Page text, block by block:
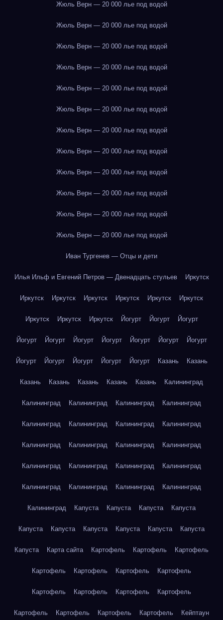
Жюль Верн — 20 000 лье под водой
Жюль Верн — 20 000 лье под водой
Жюль Верн — 20 000 лье под водой
Жюль Верн — 20 000 лье под водой
Жюль Верн — 20 000 лье под водой
Жюль Верн — 20 000 лье под водой
Жюль Верн — 20 000 лье под водой
Жюль Верн — 20 000 лье под водой
Жюль Верн — 20 000 лье под водой
Жюль Верн — 20 000 лье под водой
Жюль Верн — 20 000 лье под водой
Жюль Верн — 20 000 лье под водой
Иван Тургенев — Отцы и дети
Илья Ильф и Евгений Петров — Двенадцать стульев Иркутск
Иркутск Иркутск Иркутск Иркутск Иркутск Иркутск
Иркутск Иркутск Иркутск Йогурт Йогурт Йогурт
Йогурт Йогурт Йогурт Йогурт Йогурт Йогурт Йогурт
Йогурт Йогурт Йогурт Йогурт Йогурт Казань Казань
Казань Казань Казань Казань Казань Калининград
Калининград Калининград Калининград Калининград
Калининград Калининград Калининград Калининград
Калининград Калининград Калининград Калининград
Калининград Калининград Калининград Калининград
Калининград Калининград Калининград Калининград
Калининград Капуста Капуста Капуста Капуста
Капуста Капуста Капуста Капуста Капуста Капуста
Капуста Карта сайта Картофель Картофель Картофель
Картофель Картофель Картофель Картофель
Картофель Картофель Картофель Картофель
Картофель Картофель Картофель Картофель Кейптаун